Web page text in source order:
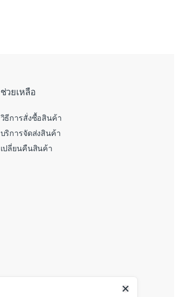
ช่วยเหลือ
วิธีการสั่งซื้อสินค้า
บริการจัดส่งสินค้า
เปลี่ยนคืนสินค้า